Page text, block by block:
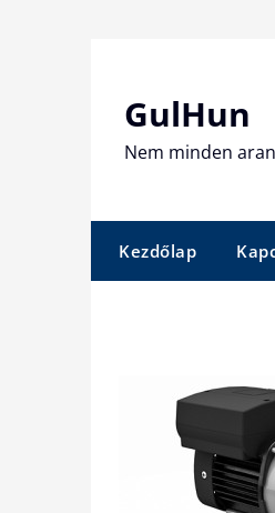
GulHun
Nem minden
Kezdőlap